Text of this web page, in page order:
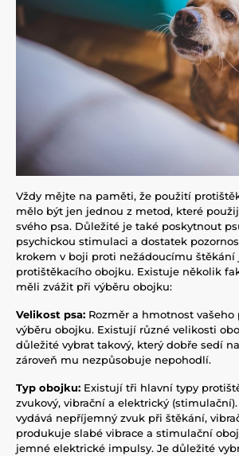
Vždy mějte na paměti, že použití
mělo být jen jednou z metod, které
svého psa. Důležité je také poskytnout
psychickou stimulaci a dostatek
krokem v boji proti nežádoucímu štěkání
protištěkacího obojku. Existuje několik
měli zvážit při výběru obojku:
Velikost psa: Rozměr a hmotnost
výběru obojku. Existují různé velikosti
důležité vybrat takový, který dobře sedí
zároveň mu nezpůsobuje nepohodlí.
Typ obojku: Existují tři hlavní typy
zvukový, vibrační a elektrický
vydává nepříjemný zvuk při štěkání,
produkuje slabé vibrace a stimulační
jemné elektrické impulsy. Je důležité